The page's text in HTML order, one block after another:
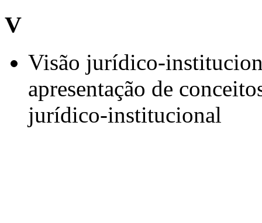
V
Visão jurídico-
apresentação de
jurídico-institucional